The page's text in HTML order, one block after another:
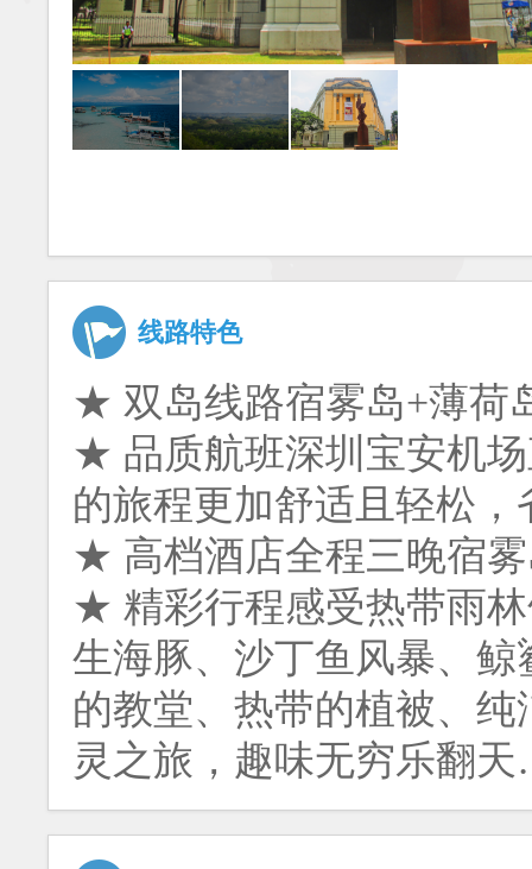
线路特色
★ 双岛线路宿雾岛+薄荷
★ 品质航班深圳宝安机
的旅程更加舒适且轻松
★ 高档酒店全程三晚宿
★ 精彩行程感受热带雨
生海豚、沙丁鱼风暴、
的教堂、热带的植被、
灵之旅，趣味无穷乐翻